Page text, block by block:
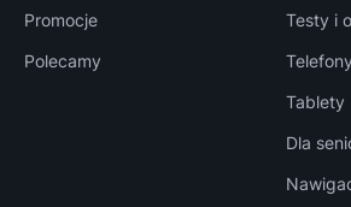
Promocje
Polecamy
Testy i
Telefony
Tablety
Dla